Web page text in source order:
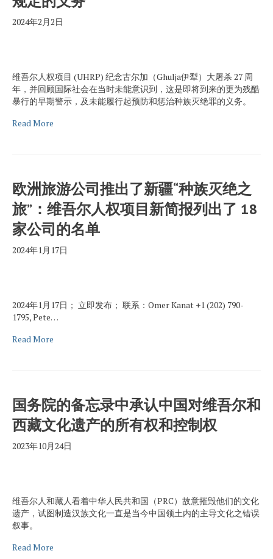
2024年2月2日
维吾尔人权项目 (UHRP) 纪念古尔加（Ghulja伊犁）大屠杀 27 周
年，并回顾国际社会在当时未能意识到，这是即将到来的更为残酷
暴行的早期警示，及未能履行起预防和惩治种族灭绝罪的义务。
Read More
欧洲旅游公司推出了新疆“种族灭绝之
旅”：维吾尔人权项目新简报列出了 18
家公司的名单
2024年1月17日
2024年1月17日； 立即发布； 联系：Omer Kanat +1 (202) 790-
1795, Pete…
Read More
国务院的备忘录中承认中国对维吾尔和
西藏文化遗产的所有权和控制权
2023年10月24日
维吾尔人和藏人看着中华人民共和国（PRC）故意摧毁他们的文化
遗产，试图制造汉族文化一直是当今中国领土内的主导文化之错误
叙事。
Read More